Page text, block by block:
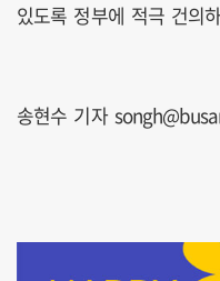
있도록 정부에 적극 건의
송현수 기자